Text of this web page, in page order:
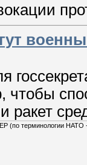
чтобы
ракет